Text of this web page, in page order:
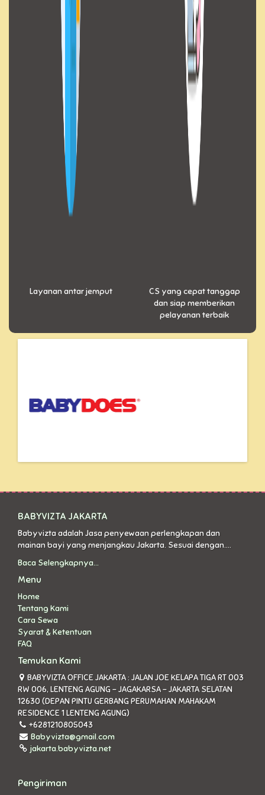
Layanan antar jemput
CS yang cepat tanggap
dan siap memberikan
pelayanan terbaik
BABYVIZTA JAKARTA
Babyvizta adalah Jasa penyewaan perlengkapan dan
mainan bayi yang menjangkau Jakarta. Sesuai dengan....
Baca Selengkapnya...
Menu
Home
Tentang Kami
Cara Sewa
Syarat & Ketentuan
FAQ
Temukan Kami
BABYVIZTA OFFICE JAKARTA : JALAN JOE KELAPA TIGA RT 003
RW 006, LENTENG AGUNG - JAGAKARSA - JAKARTA SELATAN
12630 (DEPAN PINTU GERBANG PERUMAHAN MAHAKAM
RESIDENCE 1 LENTENG AGUNG)
+6281210805043
Babyvizta@gmail.com
jakarta.babyvizta.net
Pengiriman